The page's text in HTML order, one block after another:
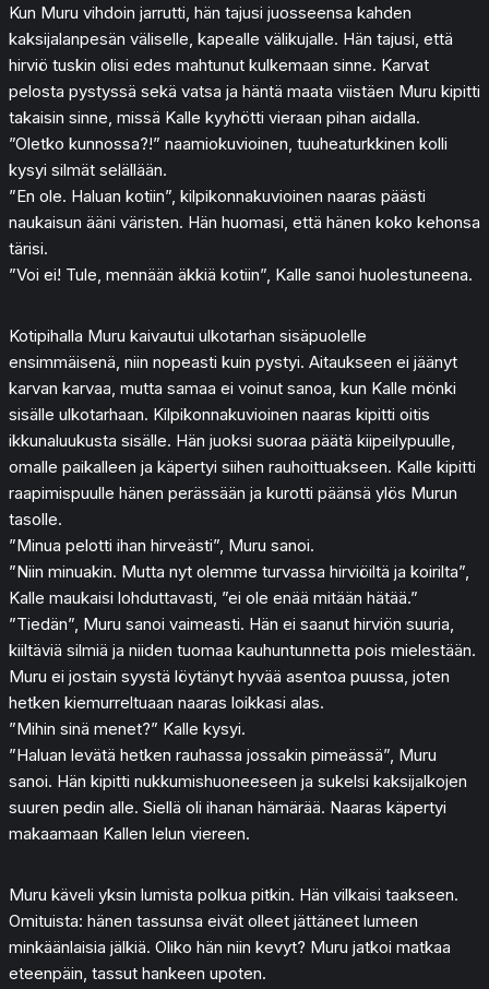
Kun Muru vihdoin jarrutti, hän tajusi juosseensa kahden
kaksijalanpesän väliselle, kapealle välikujalle. Hän tajusi, että
hirviö tuskin olisi edes mahtunut kulkemaan sinne. Karvat
pelosta pystyssä sekä vatsa ja häntä maata viistäen Muru kipitti
takaisin sinne, missä Kalle kyyhötti vieraan pihan aidalla.
”Oletko kunnossa?!” naamiokuvioinen, tuuheaturkkinen kolli
kysyi silmät selällään.
”En ole. Haluan kotiin”, kilpikonnakuvioinen naaras päästi
naukaisun ääni väristen. Hän huomasi, että hänen koko kehonsa
tärisi.
”Voi ei! Tule, mennään äkkiä kotiin”, Kalle sanoi huolestuneena.
Kotipihalla Muru kaivautui ulkotarhan sisäpuolelle
ensimmäisenä, niin nopeasti kuin pystyi. Aitaukseen ei jäänyt
karvan karvaa, mutta samaa ei voinut sanoa, kun Kalle mönki
sisälle ulkotarhaan. Kilpikonnakuvioinen naaras kipitti oitis
ikkunaluukusta sisälle. Hän juoksi suoraa päätä kiipeilypuulle,
omalle paikalleen ja käpertyi siihen rauhoittuakseen. Kalle kipitti
raapimispuulle hänen perässään ja kurotti päänsä ylös Murun
tasolle.
”Minua pelotti ihan hirveästi”, Muru sanoi.
”Niin minuakin. Mutta nyt olemme turvassa hirviöiltä ja koirilta”,
Kalle maukaisi lohduttavasti, ”ei ole enää mitään hätää.”
”Tiedän”, Muru sanoi vaimeasti. Hän ei saanut hirviön suuria,
kiiltäviä silmiä ja niiden tuomaa kauhuntunnetta pois mielestään.
Muru ei jostain syystä löytänyt hyvää asentoa puussa, joten
hetken kiemurreltuaan naaras loikkasi alas.
”Mihin sinä menet?” Kalle kysyi.
”Haluan levätä hetken rauhassa jossakin pimeässä”, Muru
sanoi. Hän kipitti nukkumishuoneeseen ja sukelsi kaksijalkojen
suuren pedin alle. Siellä oli ihanan hämärää. Naaras käpertyi
makaamaan Kallen lelun viereen.
Muru käveli yksin lumista polkua pitkin. Hän vilkaisi taakseen.
Omituista: hänen tassunsa eivät olleet jättäneet lumeen
minkäänlaisia jälkiä. Oliko hän niin kevyt? Muru jatkoi matkaa
eteenpäin, tassut hankeen upoten.